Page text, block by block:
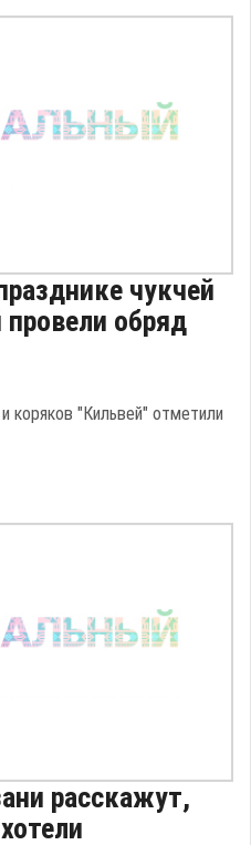
чукчей
обряд
коряков "Кильвей" отметили
расскажут,